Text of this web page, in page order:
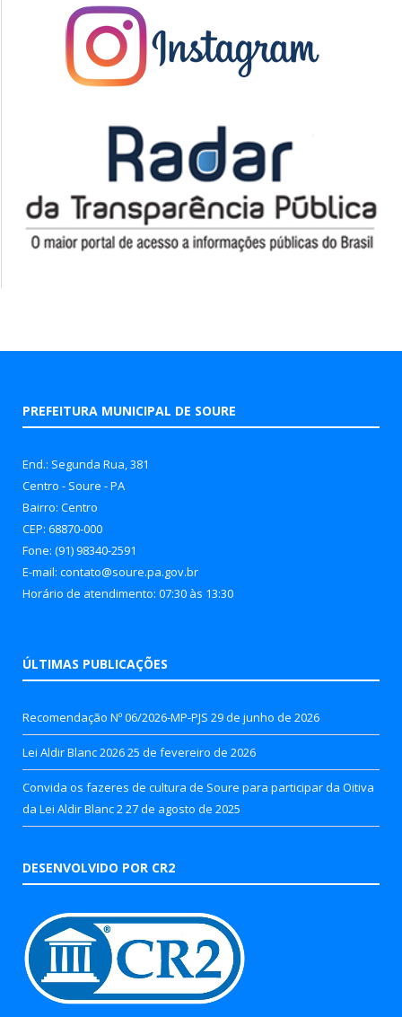
PREFEITURA MUNICIPAL DE SOURE
End.: Segunda Rua, 381
Centro - Soure - PA
Bairro: Centro
CEP: 68870-000
Fone: (91) 98340-2591
E-mail: contato@soure.pa.gov.br
Horário de atendimento: 07:30 às 13:30
ÚLTIMAS PUBLICAÇÕES
Recomendação Nº 06/2026-MP-PJS 29 de junho de 2026
Lei Aldir Blanc 202625 de fevereiro de 2026
Convida os fazeres de cultura de Soure para participar da Oitiva
da Lei Aldir Blanc 2 27 de agosto de 2025
DESENVOLVIDO POR CR2